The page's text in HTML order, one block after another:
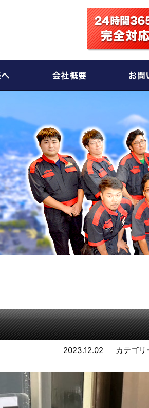
2023.12.02 カテゴリ